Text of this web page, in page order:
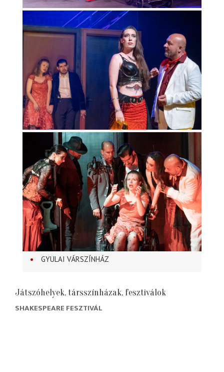
GYULAI VÁRSZÍNHÁZ
Játszóhelyek, társszínházak, fesztiválok
SHAKESPEARE FESZTIVÁL